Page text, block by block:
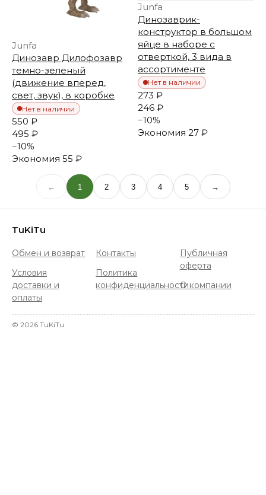
Junfa
Динозавр Дилофозавр
темно-зеленый
(движение вперед,
свет, звук), в коробке
Нет в наличии
550 ₽
495 ₽
−10%
Экономия 55 ₽
Junfa
Динозаврик-
конструктор в большом
яйце в наборе с
отверткой, 3 вида в
ассортименте
Нет в наличии
273 ₽
246 ₽
−10%
Экономия 27 ₽
← 1 2 3 4 5 →
TuKiTu
Обмен и возврат
Условия
доставки и
оплаты
Контакты
Политика
конфиденциальности
Публичная
оферта
О компании
© 2026 TuKiTu